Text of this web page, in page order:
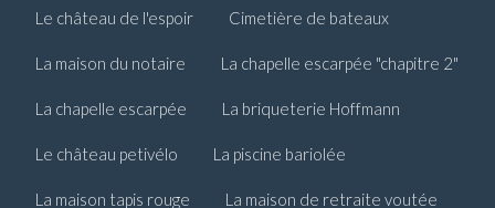
Le château de l'espoir Cimetière de bateaux
La maison du notaire La chapelle escarpée "chapitre 2"
La chapelle escarpée La briqueterie Hoffmann
Le château petivélo La piscine bariolée
La maison tapis rouge La maison de retraite voutée